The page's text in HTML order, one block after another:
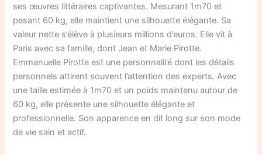
ses œuvres littéraires captivantes. Mesurant 1m70 et
pesant 60 kg, elle maintient une silhouette élégante. Sa
valeur nette s’élève à plusieurs millions d’euros. Elle vit à
Paris avec sa famille, dont Jean et Marie Pirotte.
Emmanuelle Pirotte est une personnalité dont les détails
personnels attirent souvent l’attention des experts. Avec
une taille estimée à 1m70 et un poids maintenu autour de
60 kg, elle présente une silhouette élégante et
professionnelle. Son apparence en dit long sur son mode
de vie sain et actif.